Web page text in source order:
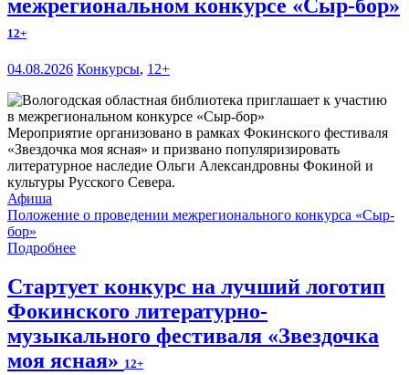
межрегиональном конкурсе «Сыр-бор»
12+
04.08.2026 Конкурсы, 12+
Мероприятие организовано в рамках Фокинского фестиваля
«Звездочка моя ясная» и призвано популяризировать
литературное наследие Ольги Александровны Фокиной и
культуры Русского Севера.
Афиша
Положение о проведении межрегионального конкурса «Сыр-
бор»
Подробнее
Стартует конкурс на лучший логотип
Фокинского литературно-
музыкального фестиваля «Звездочка
моя ясная» 12+